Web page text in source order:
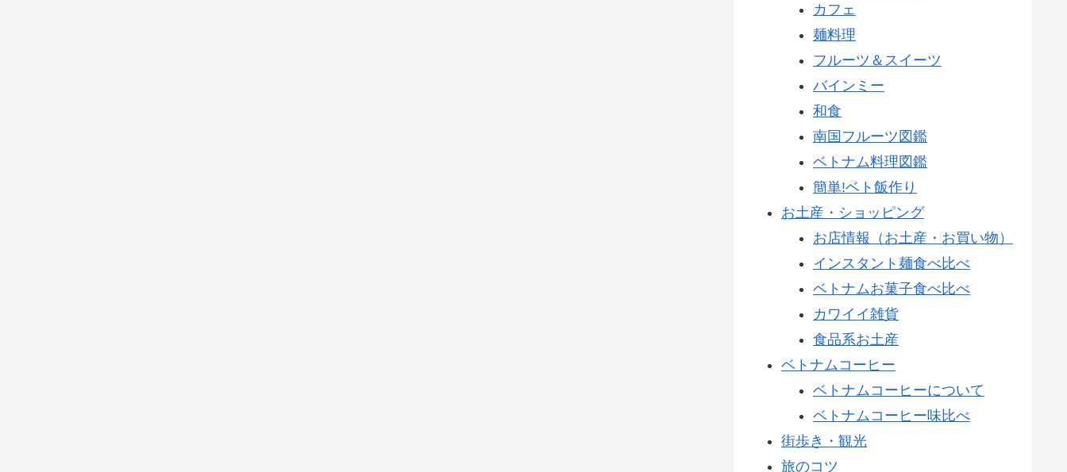
カフェ
麺料理
フルーツ＆スイーツ
バインミー
和食
南国フルーツ図鑑
ベトナム料理図鑑
簡単!ベト飯作り
お土産・ショッピング
お店情報（お土産・お買い物）
インスタント麺食べ比べ
ベトナムお菓子食べ比べ
カワイイ雑貨
食品系お土産
ベトナムコーヒー
ベトナムコーヒーについて
ベトナムコーヒー味比べ
街歩き・観光
旅のコツ